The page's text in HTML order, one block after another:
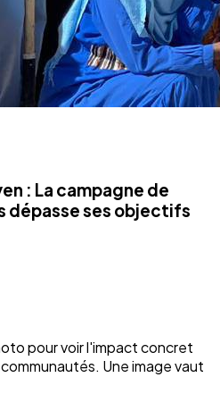
pour voir l'impact concret
Une image vaut